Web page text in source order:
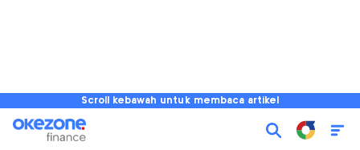
Scroll kebawah untuk membaca artikel